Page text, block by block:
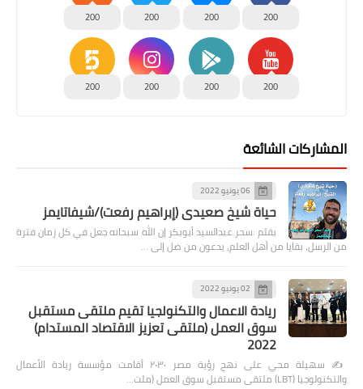
200
200
200
200
200
200
200
200
المشاركات الشائعة
06 يونيو 2022
حياة شيخ صعيدى (إبراهيم رفعت)/شيفاتايمز
بقلم :سحر عبدالسيد أبوبكر إن الله سبحانه جعل في كل زمان فترة
من الرسل، بقايا من أهل العلم، يدعون من ضل إلى …
02 يونيو 2022
ريادة الاعمال والتكنولجيا تقيم ملتقى مستقبل
سوق العمل (ملتقى تعزيز الاقتصاد المستدام)
2022
✍️ سهيلة محي على نهج رؤية مصر ٢٠٣٠ أقامت مؤسسة ريادة الأعمال
والتكنولوجيا (LBT) ملتقى مستقبل سوق العمل (ملت…